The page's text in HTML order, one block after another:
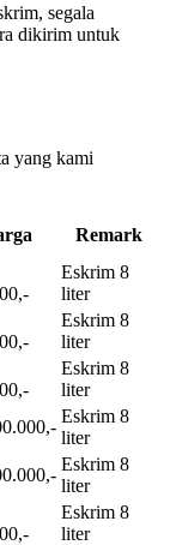
segala
dikirim untuk
yang kami
Remark
Eskrim 8
liter
Eskrim 8
liter
Eskrim 8
liter
Eskrim 8
liter
Eskrim 8
liter
Eskrim 8
liter